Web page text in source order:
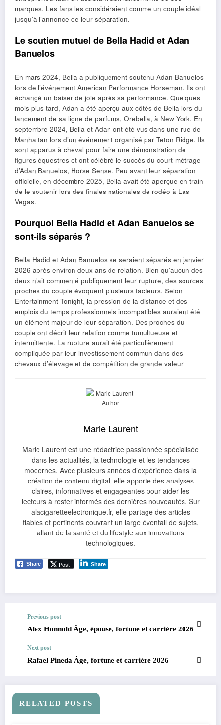
marques. Les fans les considéraient comme un couple idéal
jusqu’à l’annonce de leur séparation.
Le soutien mutuel de Bella Hadid et Adan
Banuelos
En mars 2024, Bella a publiquement soutenu Adan Banuelos
lors de l’événement American Performance Horseman. Ils ont
échangé un baiser de joie après sa performance. Quelques
mois plus tard, Adan a été aperçu aux côtés de Bella lors du
lancement de sa ligne de parfums, Orebella, à New York. En
septembre 2024, Bella et Adan ont été vus dans une rue de
Manhattan lors d’un événement organisé par Teton Ridge. Ils
sont apparus à cheval pour faire une démonstration de
figures équestres et ont célébré le succès du court-métrage
d’Adan Banuelos, Horse Sense. Peu avant leur séparation
officielle, en décembre 2025, Bella avait été aperçue en train
de le soutenir lors des finales nationales de rodéo à Las
Vegas.
Pourquoi Bella Hadid et Adan Banuelos se
sont-ils séparés ?
Bella Hadid et Adan Banuelos se seraient séparés en janvier
2026 après environ deux ans de relation. Bien qu’aucun des
deux n’ait commenté publiquement leur rupture, des sources
proches du couple évoquent plusieurs facteurs. Selon
Entertainment Tonight, la pression de la distance et des
emplois du temps professionnels incompatibles auraient été
un élément majeur de leur séparation. Des proches du
couple ont décrit leur relation comme tumultueuse et
intermittente. La rupture aurait été particulièrement
compliquée par leur investissement commun dans des
chevaux d’élevage et de compétition de grande valeur.
Marie Laurent
Marie Laurent est une rédactrice passionnée spécialisée
dans les actualités, la technologie et les tendances
modernes. Avec plusieurs années d’expérience dans la
création de contenu digital, elle apporte des analyses
claires, informatives et engageantes pour aider les
lecteurs à rester informés des dernières nouveautés. Sur
alacigaretteelectronique.fr, elle partage des articles
fiables et pertinents couvrant un large éventail de sujets,
allant de la santé et du lifestyle aux innovations
technologiques.
Share Post Share
Previous post
Alex Honnold Âge, épouse, fortune et carrière 2026
Next post
Rafael Pineda Âge, fortune et carrière 2026
RELATED POSTS